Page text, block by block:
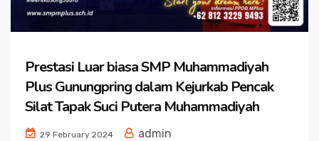
Prestasi Luar biasa SMP Muhammadiyah
Plus Gunungpring dalam Kejurkab Pencak
Silat Tapak Suci Putera Muhammadiyah
29 February 2024
admin